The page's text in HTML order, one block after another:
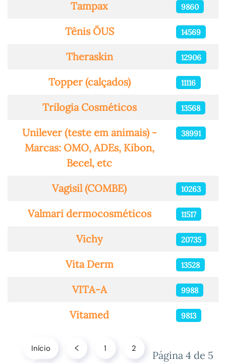
Tampax 9860
Tênis ÖUS 14569
Theraskin 12906
Topper (calçados) 11116
Trilogia Cosméticos 13568
Unilever (teste em animais) -
Marcas: OMO, ADEs, Kibon,
Becel, etc
38991
Vagisil (COMBE) 10263
Valmari dermocosméticos 11517
Vichy 20735
Vita Derm 13528
VITA-A 9988
Vitamed 9813
Página 4 de 5
Início 1 2